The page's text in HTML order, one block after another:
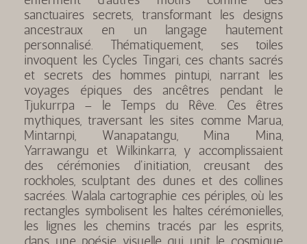
sanctuaires secrets, transformant les designs
ancestraux en un langage hautement
personnalisé. Thématiquement, ses toiles
invoquent les Cycles Tingari, ces chants sacrés
et secrets des hommes pintupi, narrant les
voyages épiques des ancêtres pendant le
Tjukurrpa – le Temps du Rêve. Ces êtres
mythiques, traversant les sites comme Marua,
Mintarnpi, Wanapatangu, Mina Mina,
Yarrawangu et Wilkinkarra, y accomplissaient
des cérémonies d'initiation, creusant des
rockholes, sculptant des dunes et des collines
sacrées. Walala cartographie ces périples, où les
rectangles symbolisent les haltes cérémonielles,
les lignes les chemins tracés par les esprits,